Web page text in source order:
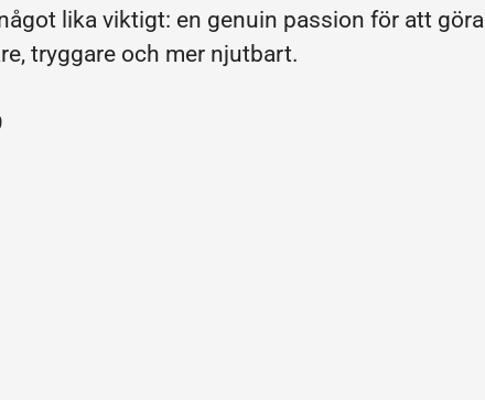
lika viktigt: en genuin passion för att göra
tryggare och mer njutbart.